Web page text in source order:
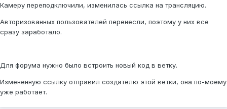
Камеру переподключили, изменилась ссылка на трансляцию.
Авторизованных пользователей перенесли, поэтому у них все
сразу заработало.
Для форума нужно было встроить новый код в ветку.
Измененную ссылку отправил создателю этой ветки, она по-моему
уже работает.